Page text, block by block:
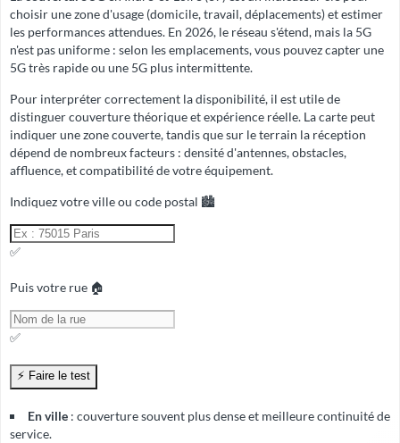
choisir une zone d'usage (domicile, travail, déplacements) et estimer
les performances attendues. En 2026, le réseau s'étend, mais la 5G
n'est pas uniforme : selon les emplacements, vous pouvez capter une
5G très rapide ou une 5G plus intermittente.
Pour interpréter correctement la disponibilité, il est utile de
distinguercouverture théoriqueetexpérience réelle. La carte peut
indiquer une zone couverte, tandis que sur le terrain la réception
dépend de nombreux facteurs : densité d'antennes, obstacles,
affluence, et compatibilité de votre équipement.
Indiquez votre ville ou code postal 🏙️
✅
Puis votre rue 🏠
✅
En ville : couverture souvent plus dense et meilleure continuité de
service.